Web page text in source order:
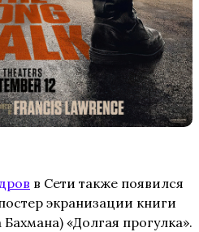
в Сети также появился
экранизации книги
«Долгая прогулка».